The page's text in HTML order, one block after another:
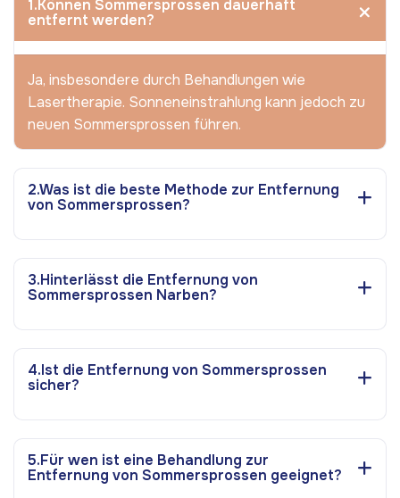
1.Können Sommersprossen dauerhaft
entfernt werden?
Ja, insbesondere durch Behandlungen wie
Lasertherapie. Sonneneinstrahlung kann jedoch zu
neuen Sommersprossen führen.
2.Was ist die beste Methode zur Entfernung
von Sommersprossen?
3.Hinterlässt die Entfernung von
Sommersprossen Narben?
4.Ist die Entfernung von Sommersprossen
sicher?
5.Für wen ist eine Behandlung zur
Entfernung von Sommersprossen geeignet?